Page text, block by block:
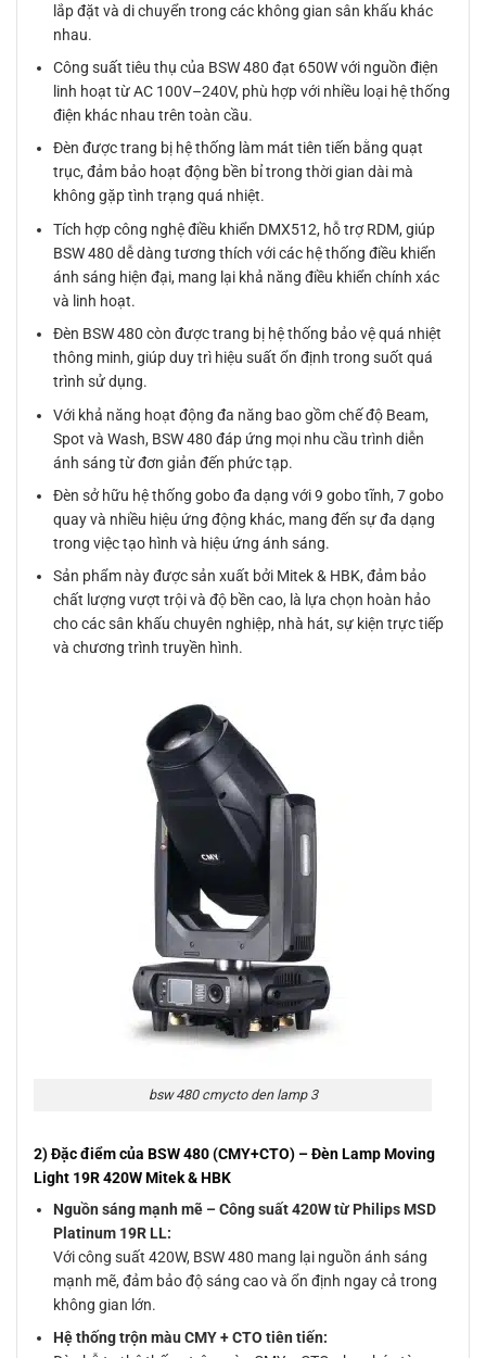
lắp đặt và di chuyển trong các không gian sân khấu khác
nhau.
Công suất tiêu thụ của BSW 480 đạt 650W với nguồn điện
linh hoạt từ AC 100V–240V, phù hợp với nhiều loại hệ thống
điện khác nhau trên toàn cầu.
Đèn được trang bị hệ thống làm mát tiên tiến bằng quạt
trục, đảm bảo hoạt động bền bỉ trong thời gian dài mà
không gặp tình trạng quá nhiệt.
Tích hợp công nghệ điều khiển DMX512, hỗ trợ RDM, giúp
BSW 480 dễ dàng tương thích với các hệ thống điều khiển
ánh sáng hiện đại, mang lại khả năng điều khiển chính xác
và linh hoạt.
Đèn BSW 480 còn được trang bị hệ thống bảo vệ quá nhiệt
thông minh, giúp duy trì hiệu suất ổn định trong suốt quá
trình sử dụng.
Với khả năng hoạt động đa năng bao gồm chế độ Beam,
Spot và Wash, BSW 480 đáp ứng mọi nhu cầu trình diễn
ánh sáng từ đơn giản đến phức tạp.
Đèn sở hữu hệ thống gobo đa dạng với 9 gobo tĩnh, 7 gobo
quay và nhiều hiệu ứng động khác, mang đến sự đa dạng
trong việc tạo hình và hiệu ứng ánh sáng.
Sản phẩm này được sản xuất bởi Mitek & HBK, đảm bảo
chất lượng vượt trội và độ bền cao, là lựa chọn hoàn hảo
cho các sân khấu chuyên nghiệp, nhà hát, sự kiện trực tiếp
và chương trình truyền hình.
bsw 480 cmycto den lamp 3
2) Đặc điểm của BSW 480 (CMY+CTO) – Đèn Lamp Moving
Light 19R 420W Mitek & HBK
Nguồn sáng mạnh mẽ – Công suất 420W từ Philips MSD
Platinum 19R LL:
Với công suất 420W, BSW 480 mang lại nguồn ánh sáng
mạnh mẽ, đảm bảo độ sáng cao và ổn định ngay cả trong
không gian lớn.
Hệ thống trộn màu CMY + CTO tiên tiến: